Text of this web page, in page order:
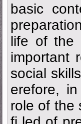
basic
life of the
important
social
erefore,
role of the